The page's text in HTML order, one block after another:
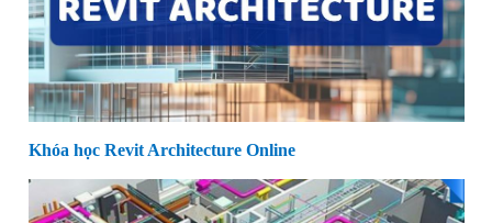
Khóa học Revit Architecture Online